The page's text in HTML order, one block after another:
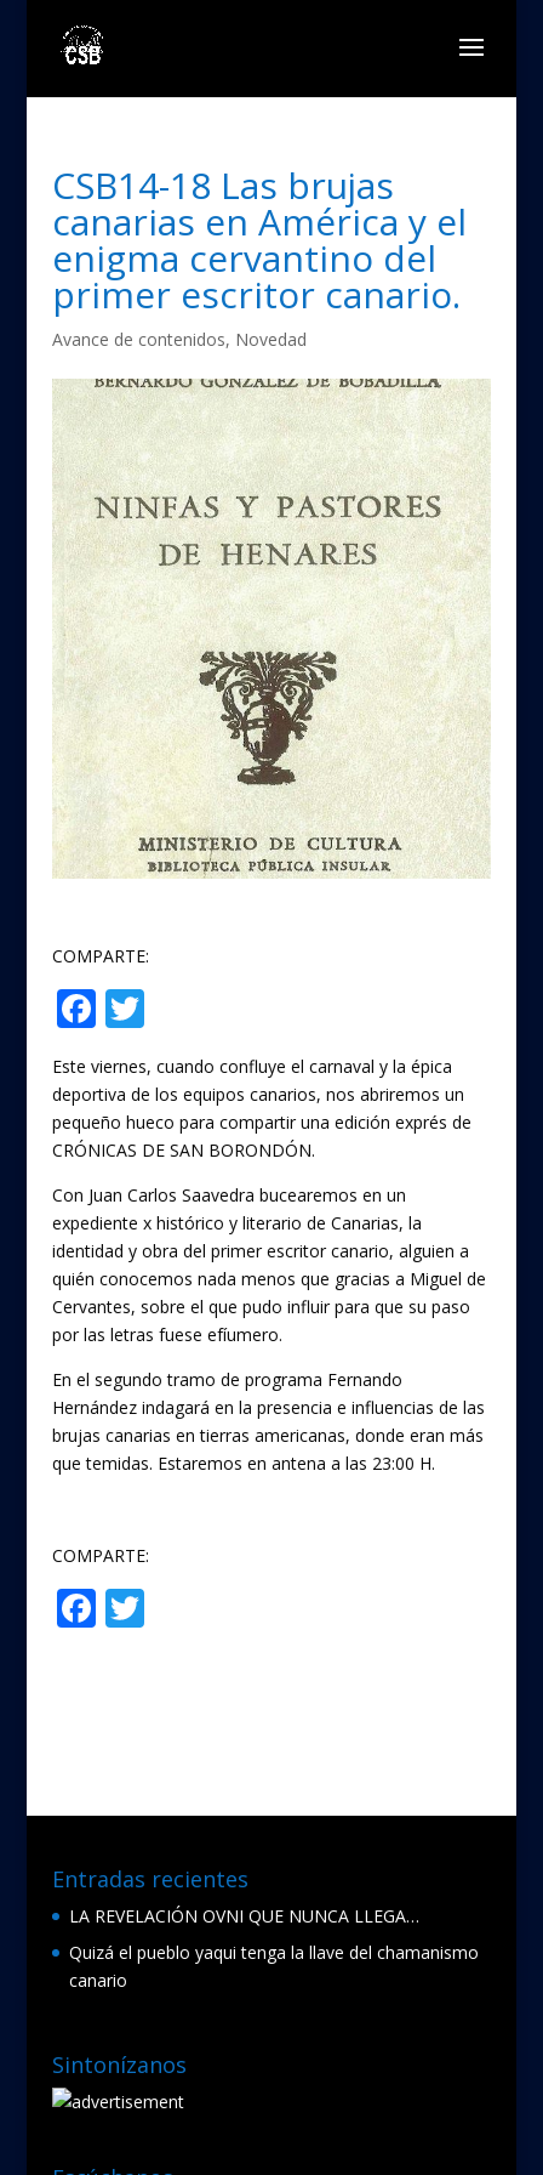
CSB14-18 Las brujas
canarias en América y el
enigma cervantino del
primer escritor canario.
Avance de contenidos, Novedad
COMPARTE:
F
ac
e
b
o
o
k
T
itt
er
Este viernes, cuando confluye el carnaval y la épica
deportiva de los equipos canarios, nos abriremos un
pequeño hueco para compartir una edición exprés de
CRÓNICAS DE SAN BORONDÓN.
Con Juan Carlos Saavedra bucearemos en un
expediente x histórico y literario de Canarias, la
identidad y obra del primer escritor canario, alguien a
quién conocemos nada menos que gracias a Miguel de
Cervantes, sobre el que pudo influir para que su paso
por las letras fuese efíumero.
En el segundo tramo de programa Fernando
Hernández indagará en la presencia e influencias de las
brujas canarias en tierras americanas, donde eran más
que temidas. Estaremos en antena a las 23:00 H.
COMPARTE:
F
o
T
Entradas recientes
LA REVELACIÓN OVNI QUE NUNCA LLEGA…
Quizá el pueblo yaqui tenga la llave del chamanismo
canario
Sintonízanos